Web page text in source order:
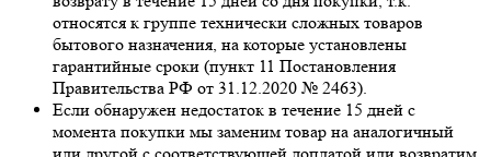
относятся к группе технически сложных товаров
бытового назначения, на которые установлены
гарантийные сроки (пункт 11 Постановления
Правительства РФ от 31.12.2020 № 2463).
Если обнаружен недостаток в течение 15 дней с
момента покупки мы заменим товар на аналогичный